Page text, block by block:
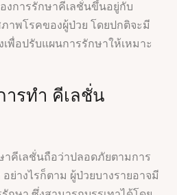
งการรักษาคีเลชั่นขึ้นอยู่กับ
าพโรคของผู้ป่วย โดยปกติจะมี
เพื่อปรับแผนการรักษาให้เหมาะ
ารทำ คีเลชั่น
าคีเลชั่นถือว่าปลอดภัยตามการ
ย่างไรก็ตาม ผู้ป่วยบางรายอาจมี